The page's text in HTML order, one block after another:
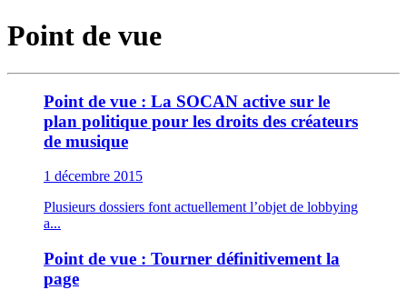
Point de vue
Point de vue : La SOCAN active sur le
plan politique pour les droits des créateurs
de musique
1 décembre 2015
Plusieurs dossiers font actuellement l’objet de lobbying
a...
Point de vue : Tourner définitivement la
page